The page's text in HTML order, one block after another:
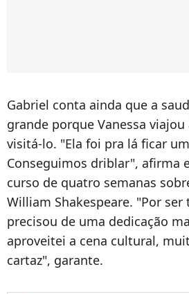
Gabriel conta ainda que a
grande porque Vanessa
visitá-lo. "Ela foi pra lá ficar
Conseguimos driblar", afirma
curso de quatro semanas
William Shakespeare. "Por
precisou de uma dedicação
aproveitei a cena cultural,
cartaz", garante.